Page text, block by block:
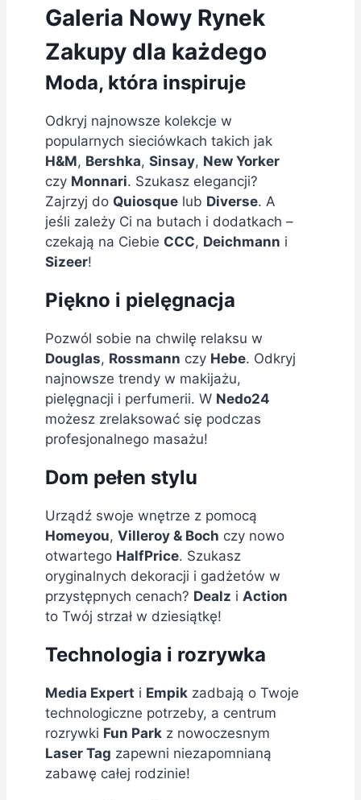
Galeria Nowy Rynek
Zakupy dla każdego
Moda, która inspiruje
Odkryj najnowsze kolekcje w
popularnych sieciówkach takich jak
H&M, Bershka, Sinsay, New Yorker
czy Monnari. Szukasz elegancji?
Zajrzyj do Quiosque lub Diverse. A
jeśli zależy Ci na butach i dodatkach –
czekają na Ciebie CCC, Deichmann i
Sizeer!
Piękno i pielęgnacja
Pozwól sobie na chwilę relaksu w
Douglas, Rossmann czy Hebe. Odkryj
najnowsze trendy w makijażu,
pielęgnacji i perfumerii. W Nedo24
możesz zrelaksować się podczas
profesjonalnego masażu!
Dom pełen stylu
Urządź swoje wnętrze z pomocą
Homeyou, Villeroy & Boch czy nowo
otwartego HalfPrice. Szukasz
oryginalnych dekoracji i gadżetów w
przystępnych cenach? Dealz i Action
to Twój strzał w dziesiątkę!
Technologia i rozrywka
Media Expert i Empik zadbają o Twoje
technologiczne potrzeby, a centrum
rozrywki Fun Park z nowoczesnym
Laser Tag zapewni niezapomnianą
zabawę całej rodzinie!